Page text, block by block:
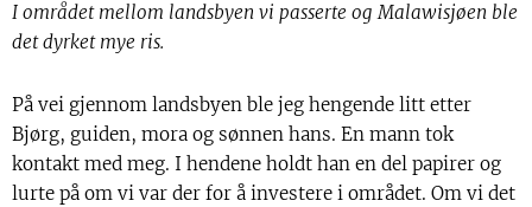
I området mellom landsbyen vi passerte og Malawisjøen ble
det dyrket mye ris.
På vei gjennom landsbyen ble jeg hengende litt etter
Bjørg, guiden, mora og sønnen hans. En mann tok
kontakt med meg. I hendene holdt han en del papirer og
lurte på om vi var der for å investere i området. Om vi det